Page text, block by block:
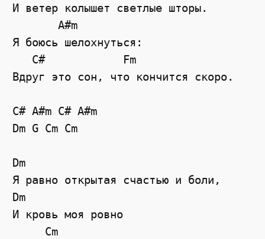
И ветер колышет светлые шторы.
       A#m
Я боюсь шелохнуться:
   C#            Fm
Вдруг это сон, что кончится скоро.
C# A#m C# A#m
Dm G Cm Cm
Dm
Я равно открытая счастью и боли,
Dm
И кровь моя ровно
     Cm